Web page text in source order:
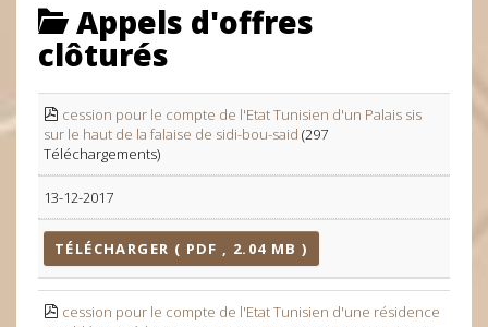
Appels d'offres
clôturés
cession pour le compte de l'Etat Tunisien d'un Palais sis
sur le haut de la falaise de sidi-bou-said (297
Téléchargements)
13-12-2017
TÉLÉCHARGER ( PDF , 2.04 MB )
cession pour le compte de l'Etat Tunisien d'une résidence